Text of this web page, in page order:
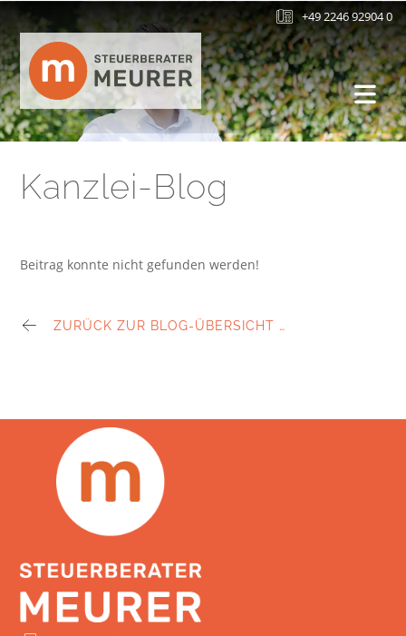
+49 2246 92904 0
Kanzlei-Blog
Beitrag konnte nicht gefunden werden!
ZURÜCK ZUR BLOG-ÜBERSICHT …